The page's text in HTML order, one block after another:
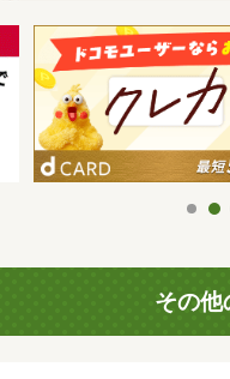
その他